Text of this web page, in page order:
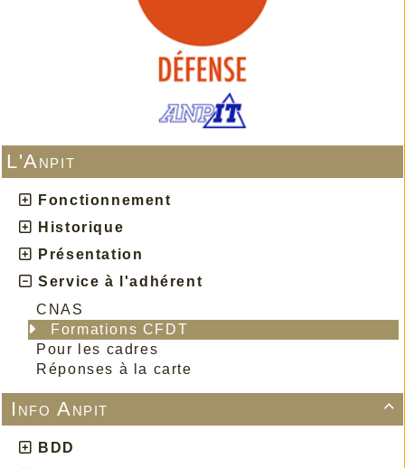
L'Anpit
Fonctionnement
Historique
Présentation
Service à l'adhérent
CNAS
Formations CFDT
Pour les cadres
Réponses à la carte

Info Anpit
BDD